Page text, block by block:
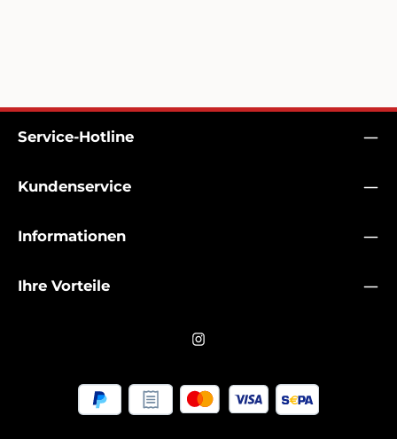
Service-Hotline
Kundenservice
Informationen
Ihre Vorteile